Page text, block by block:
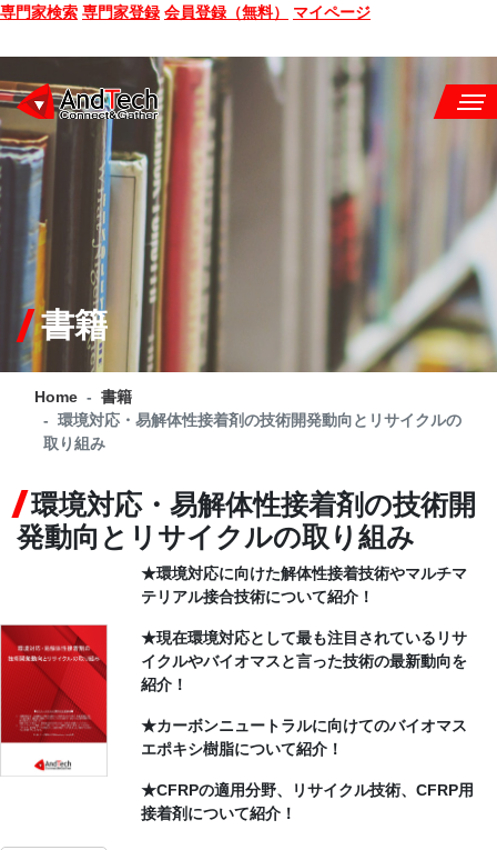
専門家検索 専門家登録 会員登録（無料） マイページ
SEMINAR
BOOK
CONSULTING
SERVICE
COMPANY
Q&A
SITE MAP
CONTACT
書籍
Home
書籍
環境対応・易解体性接着剤の技術開発動向とリサイクルの
取り組み
環境対応・易解体性接着剤の技術開
発動向とリサイクルの取り組み
★環境対応に向けた解体性接着技術やマルチマ
テリアル接合技術について紹介！
★現在環境対応として最も注目されているリサ
イクルやバイオマスと言った技術の最新動向を
紹介！
★カーボンニュートラルに向けてのバイオマス
エポキシ樹脂について紹介！
★CFRPの適用分野、リサイクル技術、CFRP用
接着剤について紹介！